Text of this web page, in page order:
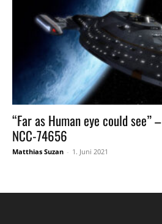
“Far as Human eye could see”
NCC-74656
Matthias Suzan - 1. Juni 2021